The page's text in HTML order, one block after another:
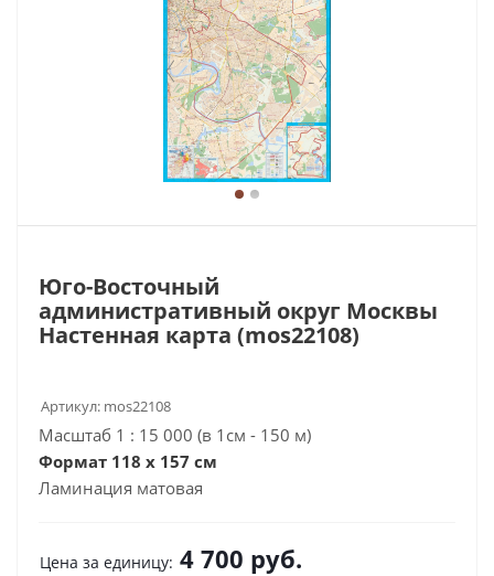
Юго-Восточный
административный округ Москвы
Настенная карта (mos22108)
Артикул: mos22108
Масштаб 1 : 15 000 (в 1см - 150 м)
Формат 118 х 157 см
Ламинация матовая
Цена за единицу: 4 700 руб.